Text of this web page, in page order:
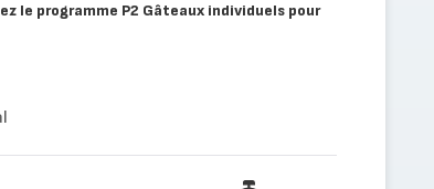
le programme P2 Gâteaux individuels pour